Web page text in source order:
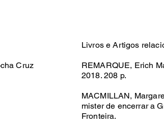
Cruz
Livros e Artigos
REMARQUE, Erich
2018. 208 p.
MACMILLAN,
mister de encerrar a
Fronteira.